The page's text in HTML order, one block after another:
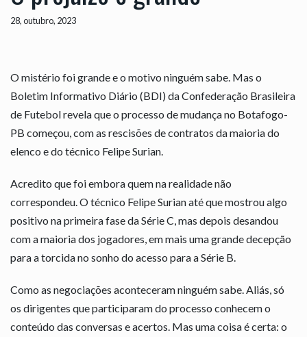
28, outubro, 2023
O mistério foi grande e o motivo ninguém sabe. Mas o
Boletim Informativo Diário (BDI) da Confederação Brasileira
de Futebol revela que o processo de mudança no Botafogo-
PB começou, com as rescisões de contratos da maioria do
elenco e do técnico Felipe Surian.
Acredito que foi embora quem na realidade não
correspondeu. O técnico Felipe Surian até que mostrou algo
positivo na primeira fase da Série C, mas depois desandou
com a maioria dos jogadores, em mais uma grande decepção
para a torcida no sonho do acesso para a Série B.
Como as negociações aconteceram ninguém sabe. Aliás, só
os dirigentes que participaram do processo conhecem o
conteúdo das conversas e acertos. Mas uma coisa é certa: o